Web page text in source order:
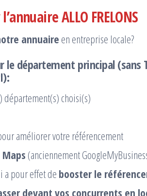
ALLO FRELONS
annuaire en entreprise locale?
le département principal(sans
département(s) choisi(s)
améliorer votre référencement
(anciennement
a pour effet de booster le
devant vos concurrents en